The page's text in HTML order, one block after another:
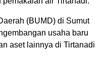
(BUMD) di Sumut
usaha baru
aset lainnya di Tirtanadi